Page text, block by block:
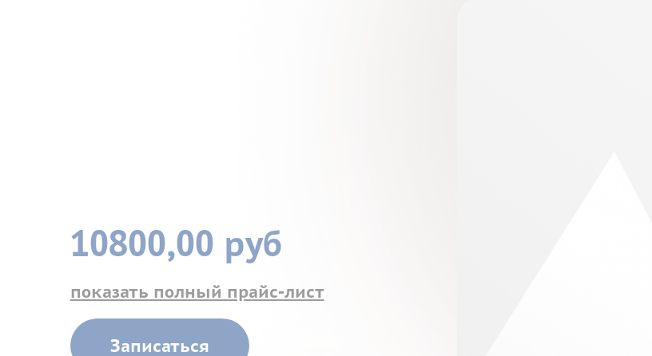
10800,00 руб
показать полный прайс-лист
Записаться